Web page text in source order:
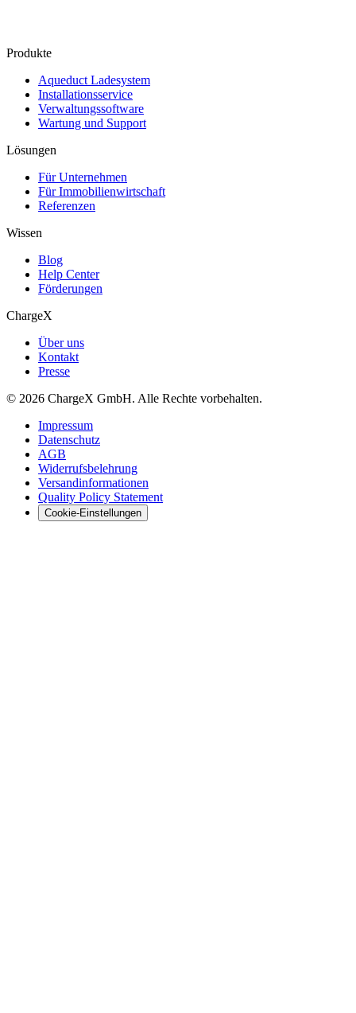
Produkte
Aqueduct Ladesystem
Installationsservice
Verwaltungssoftware
Wartung und Support
Lösungen
Für Unternehmen
Für Immobilienwirtschaft
Referenzen
Wissen
Blog
Help Center
Förderungen
ChargeX
Über uns
Kontakt
Presse
© 2026 ChargeX GmbH. Alle Rechte vorbehalten.
Impressum
Datenschutz
AGB
Widerrufsbelehrung
Versandinformationen
Quality Policy Statement
Cookie-Einstellungen